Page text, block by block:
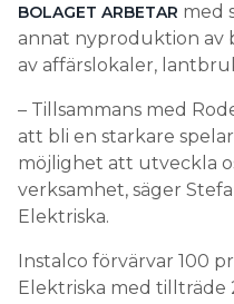
BOLAGET ARBETAR med
annat nyproduktion av
av affärslokaler,
– Tillsammans med
att bli en starkare
möjlighet att utveckla
verksamhet, säger
Elektriska.
Instalco förvärvar 100
Elektriska med tillträde